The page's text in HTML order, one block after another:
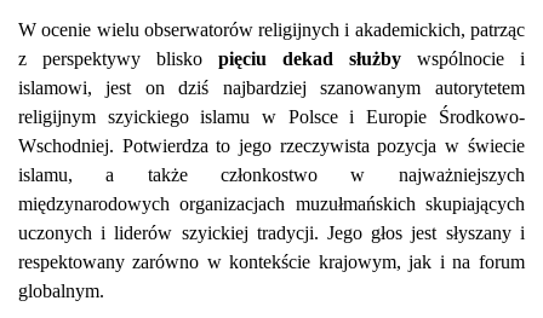
W ocenie wielu obserwatorów religijnych i akademickich, patrząc
z perspektywy blisko pięciu dekad służbywspólnocie i
islamowi, jest on dziś najbardziej szanowanym autorytetem
religijnym szyickiego islamu w Polsce i Europie Środkowo-
Wschodniej. Potwierdza to jego rzeczywista pozycja w świecie
islamu, a także członkostwo w najważniejszych
międzynarodowych organizacjach muzułmańskich skupiających
uczonych i liderów szyickiej tradycji. Jego głos jest słyszany i
respektowany zarówno w kontekście krajowym, jak i na forum
globalnym.